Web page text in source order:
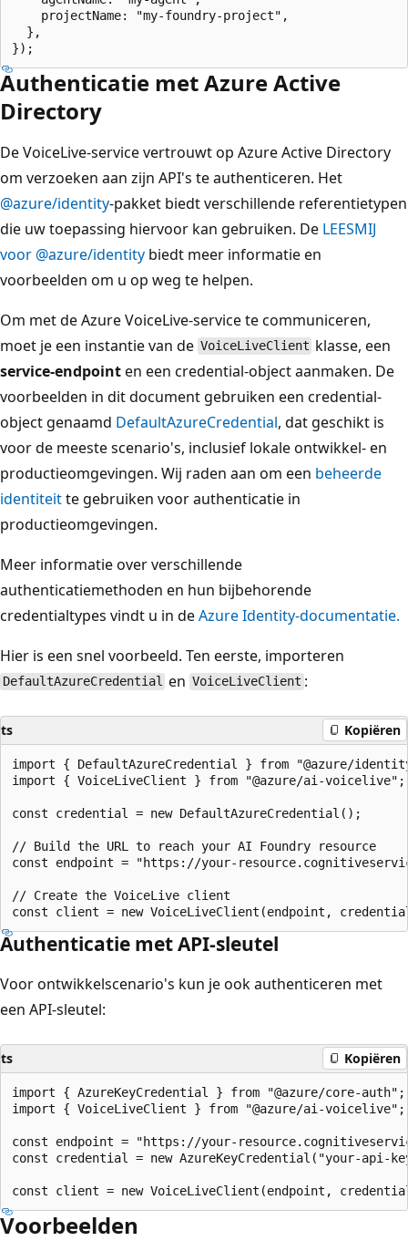
    projectName: "my-foundry-project",
  },
Authenticatie met Azure Active
Directory
De VoiceLive-service vertrouwt op Azure Active Directory
om verzoeken aan zijn API's te authenticeren. Het
@azure/identity-pakket biedt verschillende referentietypen
die uw toepassing hiervoor kan gebruiken. De LEESMIJ
voor @azure/identity biedt meer informatie en
voorbeelden om u op weg te helpen.
Om met de Azure VoiceLive-service te communiceren,
moet je een instantie van de VoiceLiveClient klasse, een
service-endpointen een credential-object aanmaken. De
voorbeelden in dit document gebruiken een credential-
object genaamd DefaultAzureCredential, dat geschikt is
voor de meeste scenario's, inclusief lokale ontwikkel- en
productieomgevingen. Wij raden aan om een beheerde
identiteitte gebruiken voor authenticatie in
productieomgevingen.
Meer informatie over verschillende
authenticatiemethoden en hun bijbehorende
credentialtypes vindt u in deAzure Identity-documentatie.
Hier is een snel voorbeeld. Ten eerste, importeren
DefaultAzureCredential en VoiceLiveClient :
ts Kopiëren
import { DefaultAzureCredential } from "@azure/
import { VoiceLiveClient } from "@azure/ai-voicelive";
const credential = new DefaultAzureCredential();
// Build the URL to reach your AI Foundry resource
const endpoint = "https://your-
// Create the VoiceLive client
Authenticatie met API-sleutel
Voor ontwikkelscenario's kun je ook authenticeren met
een API-sleutel:
ts Kopiëren
import { AzureKeyCredential } from "@azure/core-auth";
import { VoiceLiveClient } from "@azure/ai-voicelive";
const endpoint = "https://your-
const credential = new AzureKeyCredential("your-api-
Voorbeelden